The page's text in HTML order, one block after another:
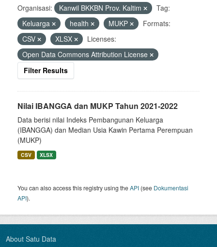
Organisasi: Kanwil BKKBN Prov. Kaltim
Tag:
Keluarga
health MUKP
Formats:
CSV
XLSX
Licenses:
Open Data Commons Attribution License
Filter Results
Nilai IBANGGA dan MUKP Tahun 2021-2022
Data berisi nilai Indeks Pembangunan Keluarga
(IBANGGA) dan Median Usia Kawin Pertama Perempuan
(MUKP)
CSV XLSX
You can also access this registry using theAPI (see Dokumentasi
API).
About Satu Data